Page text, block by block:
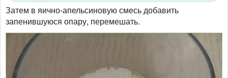
Затем в яично-апельсиновую смесь добавить
запенившуюся опару, перемешать.